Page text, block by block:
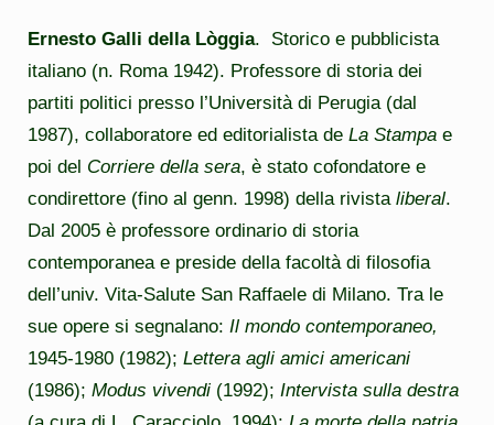
Ernesto Galli della Lòggia. Storico e pubblicista
italiano (n. Roma1942). Professore di storia dei
partiti politici presso l’Università di Perugia(dal
1987), collaboratore ed editorialista de La Stampa e
poi del Corriere della sera, è stato cofondatore e
condirettore (fino al genn. 1998) della rivista liberal.
Dal 2005 è professore ordinario di storia
contemporanea e preside della facoltà di filosofia
dell’univ. Vita-Salute San Raffaele di Milano. Tra le
sue opere si segnalano: Il mondocontemporaneo,
1945-1980 (1982); Lettera agli amici americani
(1986); Modus vivendi(1992); Intervista sulla destra